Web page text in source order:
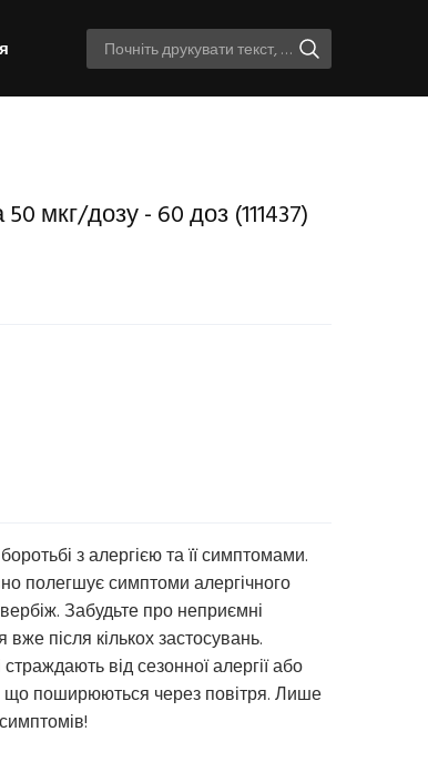
мкг/дозу - 60 доз (111437)
з алергією та її симптомами.
полегшує симптоми алергічного
Забудьте про неприємні
вже після кількох застосувань.
від сезонної алергії або
що поширюються через повітря. Лише